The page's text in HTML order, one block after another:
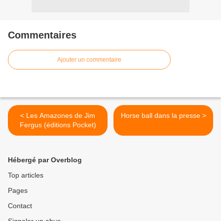
Commentaires
Ajouter un commentaire
< Les Amazones de Jim
Fergus (éditions Pocket)
Horse ball dans la presse >
Hébergé par Overblog
Top articles
Pages
Contact